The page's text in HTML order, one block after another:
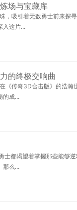
场与宝藏库
，吸引着无数勇士前来探
入这片...
的终极交响曲
《传奇3D合击版》的浩瀚
的成...
士都渴望着掌握那些能够
那么...